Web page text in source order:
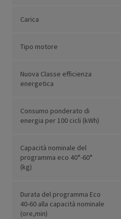
Carica
Tipo motore
Nuova Classe efficienza
energetica
Consumo ponderato di
energia per 100 cicli (kWh)
Capacità nominale del
programma eco 40°-60°
(kg)
Durata del programma Eco
40-60 alla capacità nominale
(ore,min)